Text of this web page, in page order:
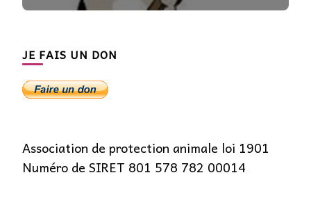
JE FAIS UN DON
Association de protection animale loi 1901
Numéro de SIRET 801 578 782 00014